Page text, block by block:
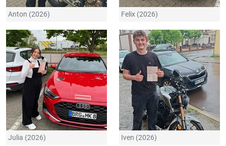
Anton (2026) Felix (2026)
Julia (2026) Iven (2026)